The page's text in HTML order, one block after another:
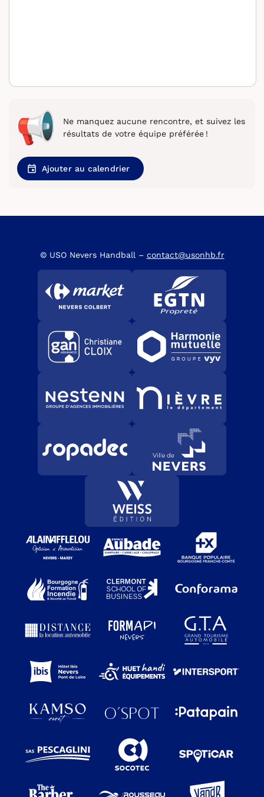
Ne manquez aucune rencontre, et suivez les
résultats de votre équipe préférée !
Ajouter au calendrier
© USO Nevers Handball – contact@usonhb.fr